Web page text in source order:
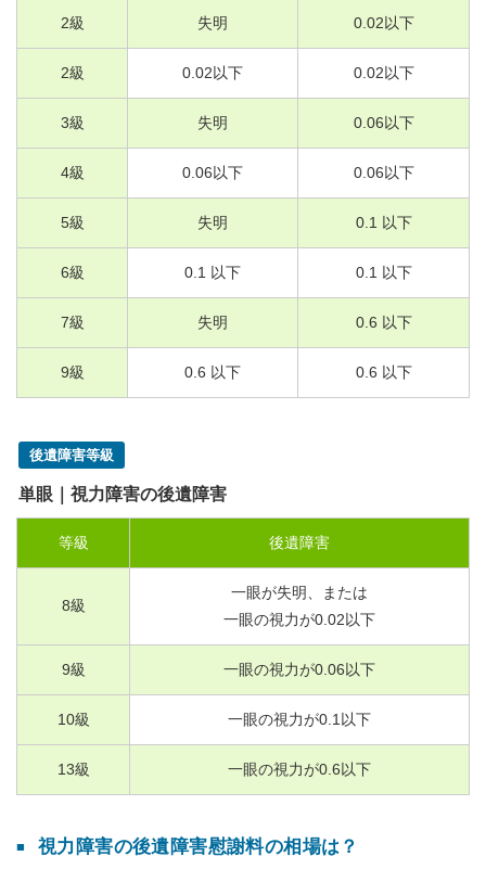
2級 失明 0.02以下
2級 0.02以下 0.02以下
3級 失明 0.06以下
4級 0.06以下 0.06以下
5級 失明 0.1 以下
6級 0.1 以下 0.1 以下
7級 失明 0.6 以下
9級 0.6 以下 0.6 以下
後遺障害等級
単眼｜視力障害の後遺障害
等級 後遺障害
8級
一眼が失明、または
一眼の視力が0.02以下
9級 一眼の視力が0.06以下
10級 一眼の視力が0.1 以下
13級 一眼の視力が0.6以下
視力障害の後遺障害慰謝料の相場は？